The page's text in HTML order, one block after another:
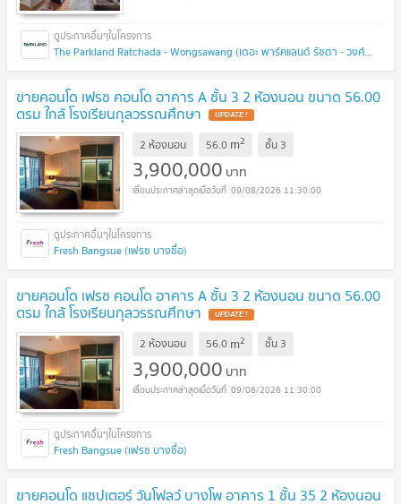
The Parkland Ratchada - Wongsawang (เดอะ พาร์คแลนด์ รัชดา - วงศ์สว่าง)
ขายคอนโด เฟรช คอนโด อาคาร A ชั้น 3 2 ห้องนอน ขนาด 56.00
ตรม ใกล้ โรงเรียนกุลวรรณศึกษา UPDATE !
2 ห้องนอน 56.0 m2 ชั้น 3
3,900,000 บาท
09/08/2026 11:30:00
Fresh Bangsue (เฟรช บางซื่อ)
ขายคอนโด เฟรช คอนโด อาคาร A ชั้น 3 2 ห้องนอน ขนาด 56.00
ตรม ใกล้ โรงเรียนกุลวรรณศึกษา UPDATE !
2 ห้องนอน 56.0 m2 ชั้น 3
3,900,000 บาท
09/08/2026 11:30:00
Fresh Bangsue (เฟรช บางซื่อ)
ขายคอนโด แชปเตอร์ วันโฟลว์ บางโพ อาคาร 1 ชั้น 35 2 ห้องนอน